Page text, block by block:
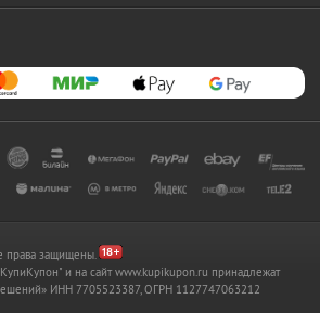
права защищены.
и на сайт www.kupikupon.ru принадлежат
ИНН 7705523387, ОГРН 1127747063212